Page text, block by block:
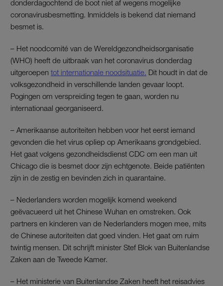
donderdagochtend de boot niet af wegens mogelijke
coronavirusbesmetting. Inmiddels is bekend dat niemand
besmet is.
– Het noodcomité van de Wereldgezondheidsorganisatie
(WHO) heeft de uitbraak van het coronavirus donderdag
uitgeroepen tot internationale noodsituatie. Dit houdt in dat de
volksgezondheid in verschillende landen gevaar loopt.
Pogingen om verspreiding tegen te gaan, worden nu
internationaal georganiseerd.
– Amerikaanse autoriteiten hebben voor het eerst iemand
gevonden die het virus opliep op Amerikaans grondgebied.
Het gaat volgens gezondheidsdienst CDC om een man uit
Chicago die is besmet door zijn echtgenote. Beide patiënten
zijn in de zestig en bevinden zich in quarantaine.
– Nederlanders worden mogelijk komend weekend
geëvacueerd uit het Chinese Wuhan en omstreken. Ook
partners en kinderen van de Nederlanders mogen mee, mits
de Chinese autoriteiten dat goed vinden. Het gaat om ruim
twintig mensen. Dit schrijft minister Stef Blok van Buitenlandse
Zaken aan de Tweede Kamer.
– Het ministerie van Buitenlandse Zaken heeft het reisadvies